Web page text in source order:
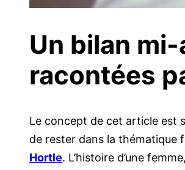
Un bilan
racontées
Le concept de cet article est
de rester dans la thématique
Hortle. L’histoire d’une